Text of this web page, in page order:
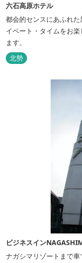
六石高原ホテル
都会的センスにあふれ
イベート・タイムをお
ます。
北勢
ビジネスイン
ナガシマリゾートまで